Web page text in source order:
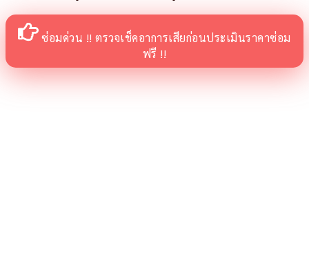
ซ่อมด่วน !! ตรวจเช็คอาการเสียก่อนประเมินราคาซ่อม
ฟรี !!